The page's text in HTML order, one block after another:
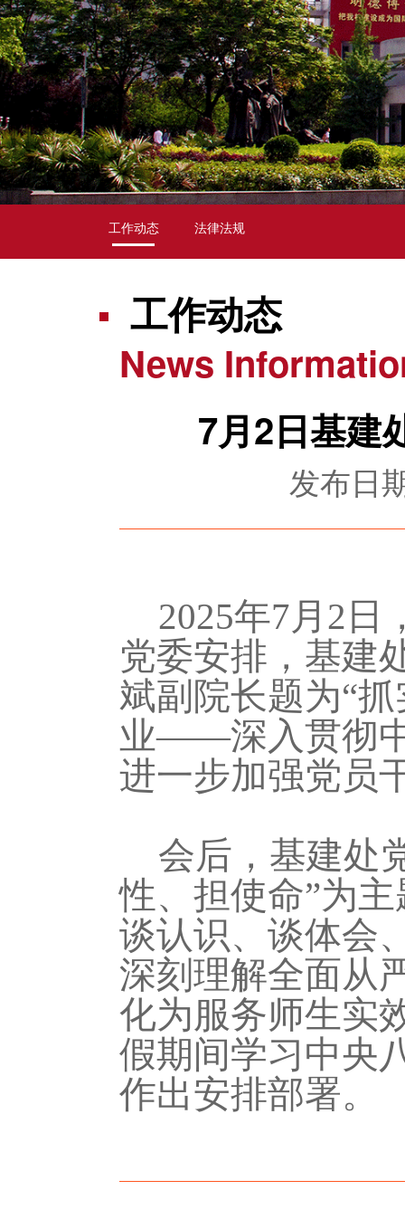
工作动态 法律法规
工作动态
News
7月2日基建
发布日
2025年7月2日
党委安排，基建
斌副院长题为“
业——深入贯彻
进一步加强党员
会后，基建处
性、担使命”为
谈认识、谈体会
深刻理解全面从
化为服务师生实
假期间学习中央
作出安排部署。